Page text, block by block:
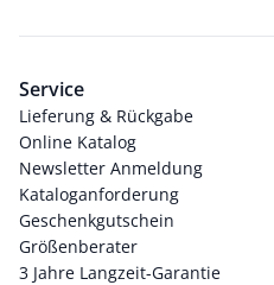
Service
Lieferung & Rückgabe
Online Katalog
Newsletter Anmeldung
Kataloganforderung
Geschenkgutschein
Größenberater
3 Jahre Langzeit-Garantie